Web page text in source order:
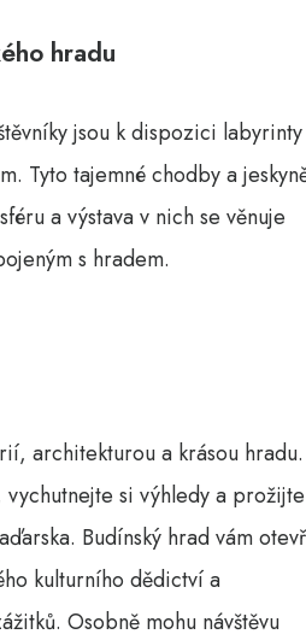
hradu
jsou k dispozici labyrinty
Tyto tajemné chodby a
a výstava v nich se věnuje
s hradem.
architekturou a krásou hradu.
si výhledy a prožijte
Budínský hrad vám
kulturního dědictví a
Osobně mohu návštěvu